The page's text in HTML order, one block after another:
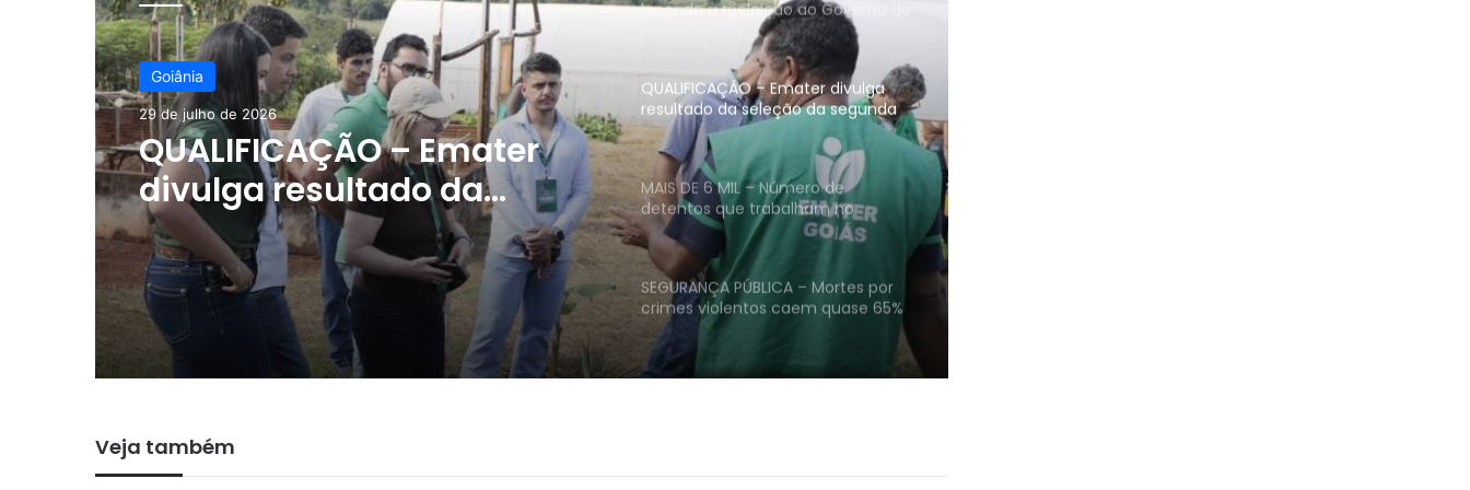
Goiânia
29 de julho de 2026
QUALIFICAÇÃO – Emater
divulga resultado da
seleção da segunda turma
do Agro é Social Jovem
lançado à reeleição ao Governo de
Goiás com apoio de 12 partidos e
QUALIFICAÇÃO – Emater divulga
resultado da seleção da segunda
turma do Agro é Social Jovem
MAIS DE 6 MIL – Número de
detentos que trabalham no
sistema prisional de Goiás cresce
61,4%
SEGURANÇA PÚBLICA – Mortes por
crimes violentos caem quase 65%
em Goiás entre 2015 e 2025
Veja também